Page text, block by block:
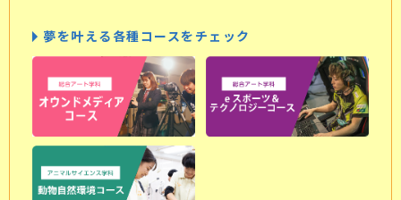
夢を叶える各種コースをチェック